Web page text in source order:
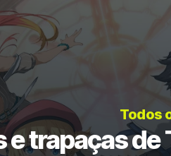
Todos
e trapaças de